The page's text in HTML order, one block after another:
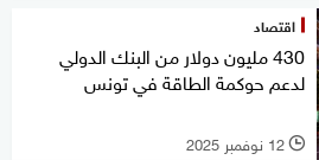
اقتصاد
430 مليون دولار من البنك الدولي
لدعم حوكمة الطاقة في تونس
l 12 نوفمبر 2025